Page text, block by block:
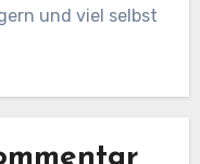
und viel selbst